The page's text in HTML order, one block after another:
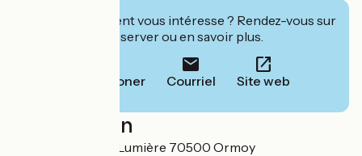
Cet établissement vous intéresse ? Rendez-vous sur
leur site pour réserver ou en savoir plus.
Téléphoner Courriel Site web
Localisation
32A Rue Antoine Lumière 70500 Ormoy